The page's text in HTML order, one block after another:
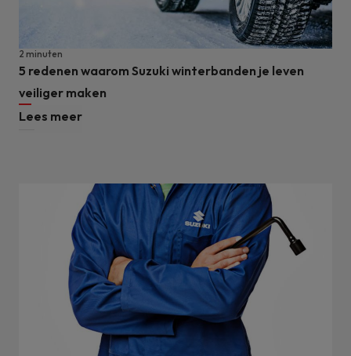
5 redenen waarom Suzuki winterbanden je leven
veiliger maken
2 minuten
Lees meer